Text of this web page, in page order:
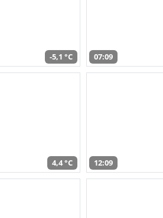
-5,1 °C 07:09
4,4 °C 12:09